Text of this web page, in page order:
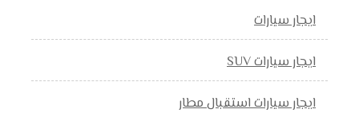
ايجار سيارات
ايجار سيارات SUV
ايجار سيارات استقبال مطار